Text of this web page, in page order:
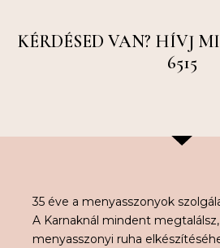
KÉRDÉSED VAN? HÍVJ
6515
35 éve a menyasszonyok
A Karnaknál mindent
menyasszonyi ruha